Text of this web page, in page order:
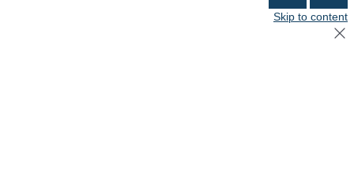
Skip to content